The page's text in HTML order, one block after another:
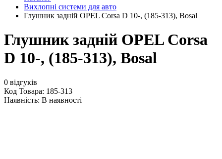
Вихлопні системи для авто
Глушник задній OPEL Corsa D 10-, (185-313), Bosal
Глушник задній OPEL Corsa
D 10-, (185-313), Bosal
0 відгуків
Код Товара: 185-313
Наявність: В наявності